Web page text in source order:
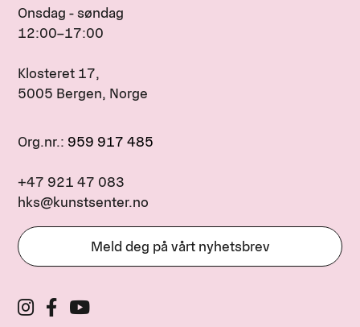
Onsdag - søndag
12:00–17:00
Klosteret 17,
5005 Bergen, Norge
Org.nr.: 959 917 485
+47 921 47 083
hks@kunstsenter.no
Meld deg på vårt nyhetsbrev